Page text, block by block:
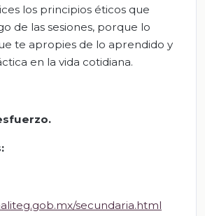
los principios éticos que
de las sesiones, porque lo
te apropies de lo aprendido y
en la vida cotidiana.
secundaria.html